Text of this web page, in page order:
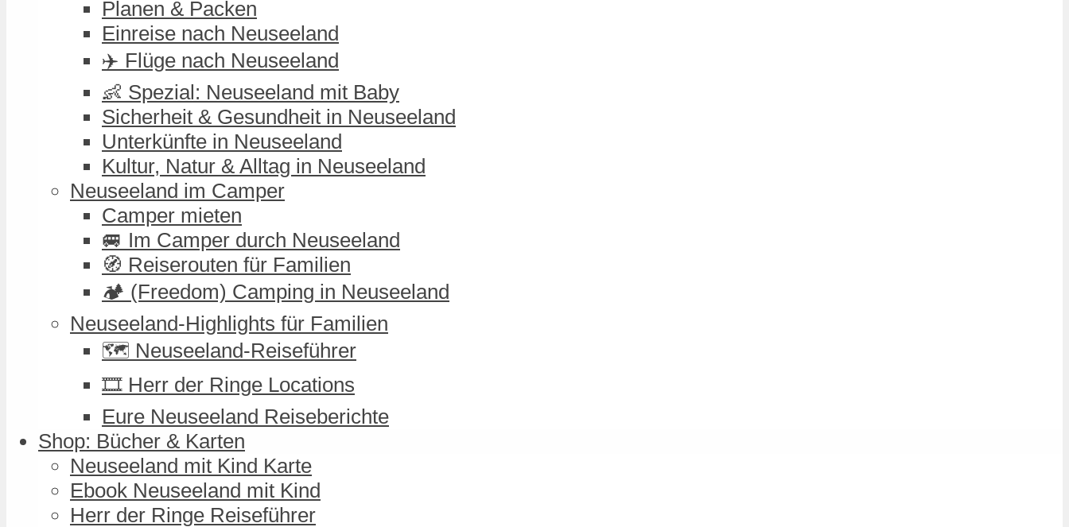
Planen & Packen
Einreise nach Neuseeland
✈️ Flüge nach Neuseeland
👶 Spezial: Neuseeland mit Baby
Sicherheit & Gesundheit in Neuseeland
Unterkünfte in Neuseeland
Kultur, Natur & Alltag in Neuseeland
Neuseeland im Camper
Camper mieten
🚐 Im Camper durch Neuseeland
🧭 Reiserouten für Familien
🏕️ (Freedom) Camping in Neuseeland
Neuseeland-Highlights für Familien
🗺️ Neuseeland-Reiseführer
🎞️ Herr der Ringe Locations
Eure Neuseeland Reiseberichte
Shop: Bücher & Karten
Neuseeland mit Kind Karte
Ebook Neuseeland mit Kind
Herr der Ringe Reiseführer